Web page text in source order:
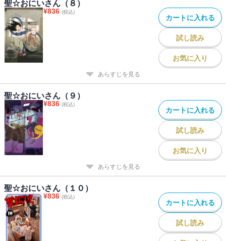
聖☆おにいさん（８）
¥836 (税込)
カートに入れる
試し読み
お気に入り
あらすじを見る
聖☆おにいさん（９）
¥836 (税込)
カートに入れる
試し読み
お気に入り
あらすじを見る
聖☆おにいさん（１０）
¥836 (税込)
カートに入れる
試し読み